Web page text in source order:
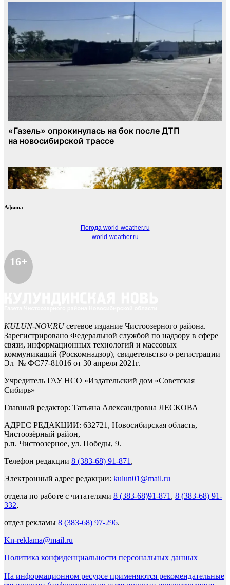
Афиша
Погода world-weather.ru
world-weather.ru
16+
KULUN-NOV.RUсетевое издание Чистоозерного района.
Зарегистрировано Федеральной службой по надзору в сфере
связи, информационных технологий и массовых
коммуникаций (Роскомнадзор), свидетельство о регистрации
Эл № ФС77-81016 от 30 апреля 2021г.
Учредитель ГАУ НСО «Издательский дом «Советская
Сибирь»
Главный редактор: Татьяна Александровна ЛЕСКОВА
АДРЕС РЕДАКЦИИ: 632721, Новосибирская область,
Чистоозёрный район,
р.п. Чистоозерное, ул. Победы, 9.
Телефон редакции 8 (383-68) 91-871 ,
Электронный адрес редакции: kulun01@mail.ru
отдела по работе с читателями 8 (383-68)91-871 , 8 (383-68) 91-
332,
отдел рекламы 8 (383-68) 97-296.
Kn-reklama@mail.ru
Политика конфиденциальности персональных данных
На информационном ресурсе применяются рекомендательные